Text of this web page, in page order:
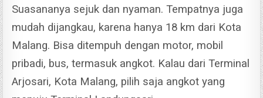
Suasananya sejuk dan nyaman. Tempatnya juga
mudah dijangkau, karena hanya 18 km dari Kota
Malang. Bisa ditempuh dengan motor, mobil
pribadi, bus, termasuk angkot. Kalau dari Terminal
Arjosari, Kota Malang, pilih saja angkot yang